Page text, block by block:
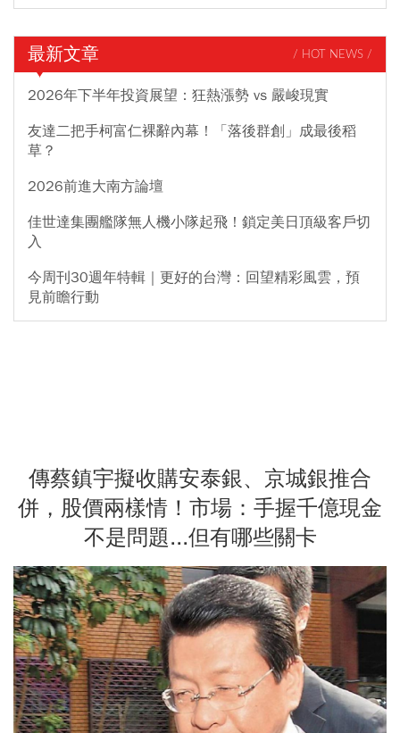
最新文章 / HOT NEWS /
2026年下半年投資展望：狂熱漲勢 vs 嚴峻現實
友達二把手柯富仁裸辭內幕！「落後群創」成最後稻
草？
2026前進大南方論壇
佳世達集團艦隊無人機小隊起飛！鎖定美日頂級客戶切
入
今周刊30週年特輯｜更好的台灣：回望精彩風雲，預
見前瞻行動
傳蔡鎮宇擬收購安泰銀、京城銀推合
併，股價兩樣情！市場：手握千億現金
不是問題...但有哪些關卡